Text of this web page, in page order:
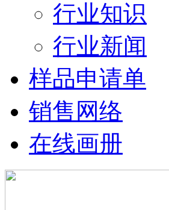
行业知识
行业新闻
样品申请单
销售网络
在线画册